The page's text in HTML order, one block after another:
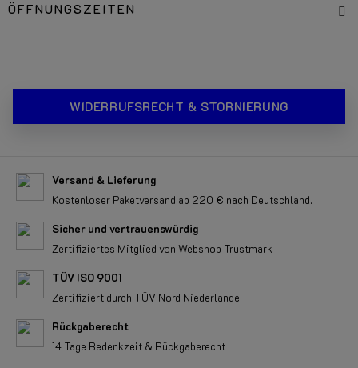
ÖFFNUNGSZEITEN
WIDERRUFSRECHT & STORNIERUNG
Versand & Lieferung
Kostenloser Paketversand ab 220 € nach Deutschland.
Sicher und vertrauenswürdig
Zertifiziertes Mitglied von Webshop Trustmark
TÜV ISO 9001
Zertifiziert durch TÜV Nord Niederlande
Rückgaberecht
14 Tage Bedenkzeit & Rückgaberecht